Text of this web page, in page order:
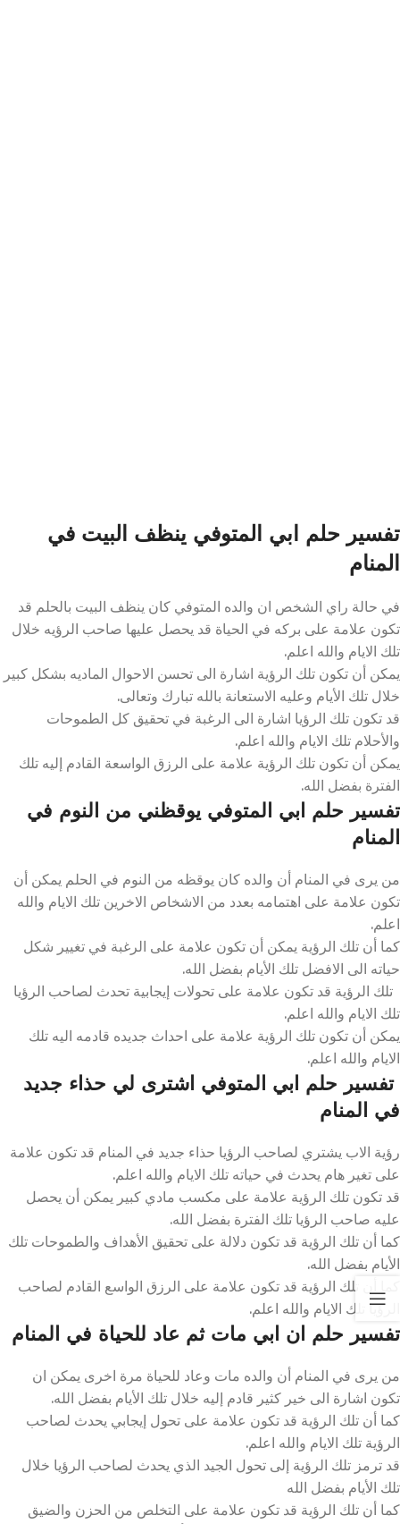
تفسير حلم ابي المتوفي ينظف البيت في
المنام
في حالة راي الشخص ان والده المتوفي كان ينظف البيت بالحلم قد
تكون علامة على بركه في الحياة قد يحصل عليها صاحب الرؤيه خلال
تلك الايام والله اعلم.
يمكن أن تكون تلك الرؤية اشارة الى تحسن الاحوال الماديه بشكل كبير
خلال تلك الأيام وعليه الاستعانة بالله تبارك وتعالى.
قد تكون تلك الرؤيا اشارة الى الرغبة في تحقيق كل الطموحات
والأحلام تلك الايام والله اعلم.
يمكن أن تكون تلك الرؤية علامة على الرزق الواسعة القادم إليه تلك
الفترة بفضل الله.
تفسير حلم ابي المتوفي يوقظني من النوم في
المنام
من يرى في المنام أن والده كان يوقظه من النوم في الحلم يمكن أن
تكون علامة على اهتمامه بعدد من الاشخاص الاخرين تلك الايام والله
اعلم.
كما أن تلك الرؤية يمكن أن تكون علامة على الرغبة في تغيير شكل
حياته الى الافضل تلك الأيام بفضل الله.
تلك الرؤية قد تكون علامة على تحولات إيجابية تحدث لصاحب الرؤيا
تلك الايام والله اعلم.
يمكن أن تكون تلك الرؤية علامة على احداث جديده قادمه اليه تلك
الايام والله اعلم.
تفسير حلم ابي المتوفي اشترى لي حذاء جديد
في المنام
رؤية الاب يشتري لصاحب الرؤيا حذاء جديد في المنام قد تكون علامة
على تغير هام يحدث في حياته تلك الايام والله اعلم.
قد تكون تلك الرؤية علامة على مكسب مادي كبير يمكن أن يحصل
عليه صاحب الرؤيا تلك الفترة بفضل الله.
كما أن تلك الرؤية قد تكون دلالة على تحقيق الأهداف والطموحات تلك
الأيام بفضل الله.
كما أن تلك الرؤية قد تكون علامة على الرزق الواسع القادم لصاحب
الرؤيا تلك الايام والله اعلم.
تفسير حلم ان ابي مات ثم عاد للحياة في المنام
من يرى في المنام أن والده مات وعاد للحياة مرة اخرى يمكن ان
تكون اشارة الى خير كثير قادم إليه خلال تلك الأيام بفضل الله.
كما أن تلك الرؤية قد تكون علامة على تحول إيجابي يحدث لصاحب
الرؤية تلك الايام والله اعلم.
قد ترمز تلك الرؤية إلى تحول الجيد الذي يحدث لصاحب الرؤيا خلال
تلك الأيام بفضل الله
كما أن تلك الرؤية قد تكون علامة على التخلص من الحزن والضيق